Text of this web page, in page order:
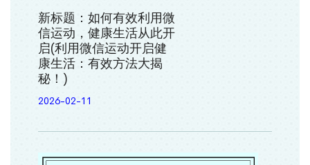
新标题：如何有效利用微
信运动，健康生活从此开
启(利用微信运动开启健
康生活：有效方法大揭
秘！)
2026-02-11